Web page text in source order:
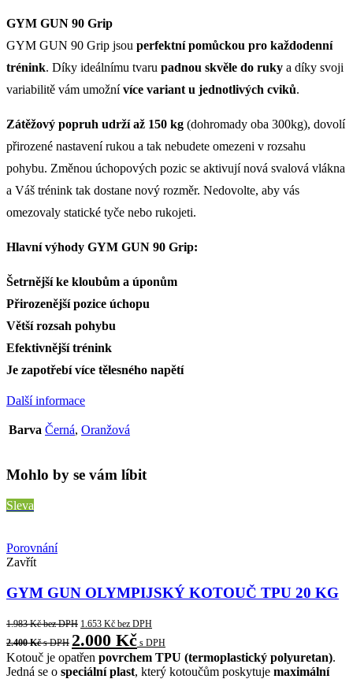
GYM GUN 90 Grip
GYM GUN 90 Grip jsou perfektní pomůckou pro každodenní
trénink. Díky ideálnímu tvaru padnou skvěle do ruky a díky svoji
variabilitě vám umožnívíce variant u jednotlivých cviků.
Zátěžový popruh udrží až 150 kg (dohromady oba 300kg), dovolí
přirozené nastavení rukou a tak nebudete omezeni v rozsahu
pohybu. Změnou úchopových pozic se aktivují nová svalová vlákna
a Váš trénink tak dostane nový rozměr. Nedovolte, aby vás
omezovaly statické tyče nebo rukojeti.
Hlavní výhody GYM GUN 90 Grip:
Šetrnější ke kloubům a úponům
Přirozenější pozice úchopu
Větší rozsah pohybu
Efektivnější trénink
Je zapotřebí více tělesného napětí
Další informace
Barva Černá, Oranžová
Mohlo by se vám líbit
Sleva
Porovnání
Zavřít
GYM GUN OLYMPIJSKÝ KOTOUČ TPU 20 KG
1.983Kčbez DPH 1.653 Kč bez DPH
2.400Kčs DPH 2.000 Kč s DPH
Kotouč je opatřen povrchem TPU (termoplastický polyuretan).
Jedná se o speciální plast, který kotoučům poskytuje maximální